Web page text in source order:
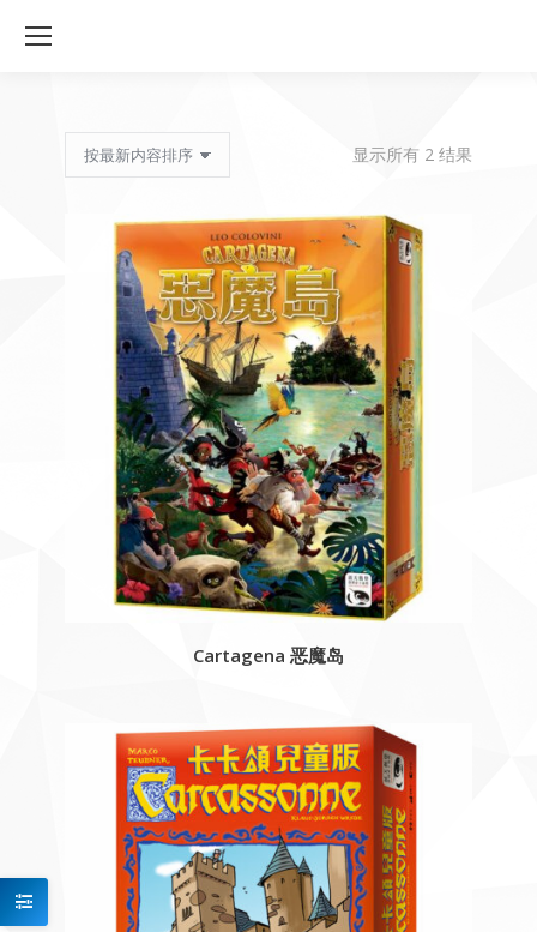
显示所有 2 结果
Cartagena 恶魔岛